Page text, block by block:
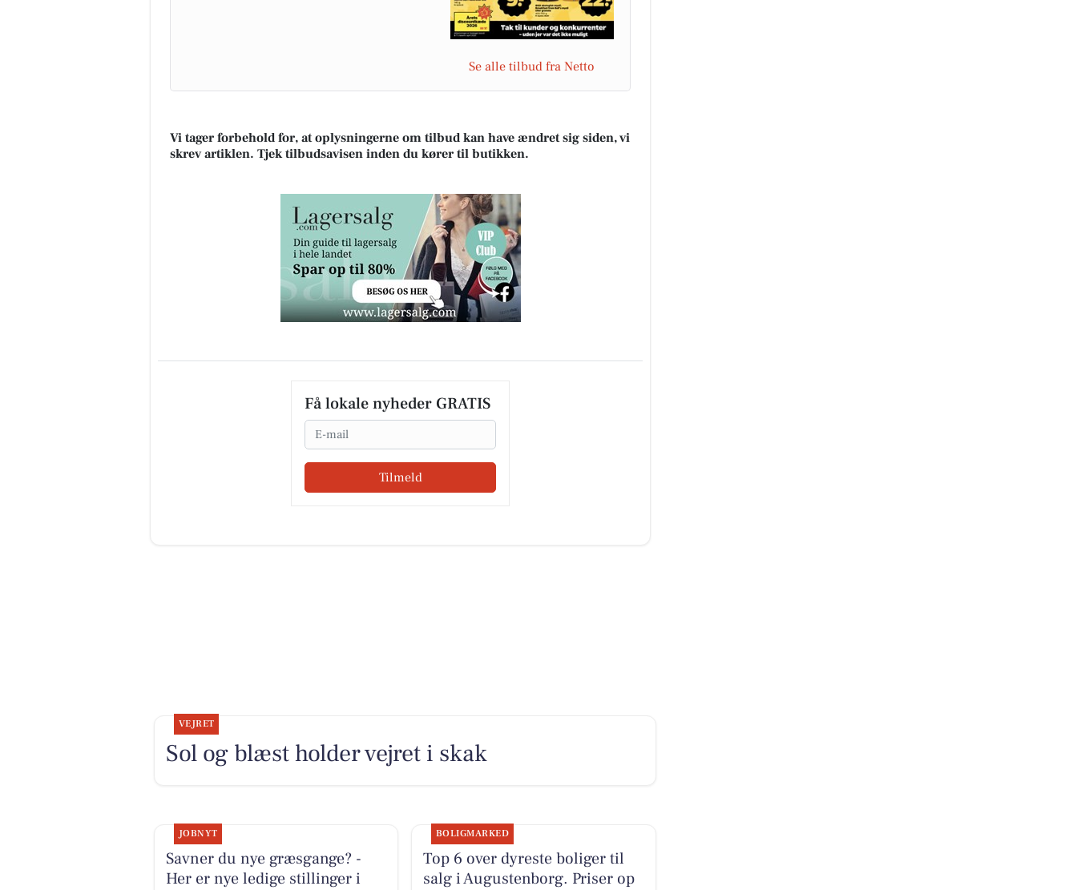
Se alle tilbud fra Netto
Vi tager forbehold for, at oplysningerne om tilbud kan have ændret sig siden, vi
skrev artiklen. Tjek tilbudsavisen inden du kører til butikken.
Få lokale nyheder GRATIS
Email
Tilmeld
VEJRET
Sol og blæst holder vejret i skak
JOBNYT
Savner du nye græsgange? -
Her er nye ledige stillinger i
BOLIGMARKED
Top 6 over dyreste boliger til
salg i Augustenborg. Priser op